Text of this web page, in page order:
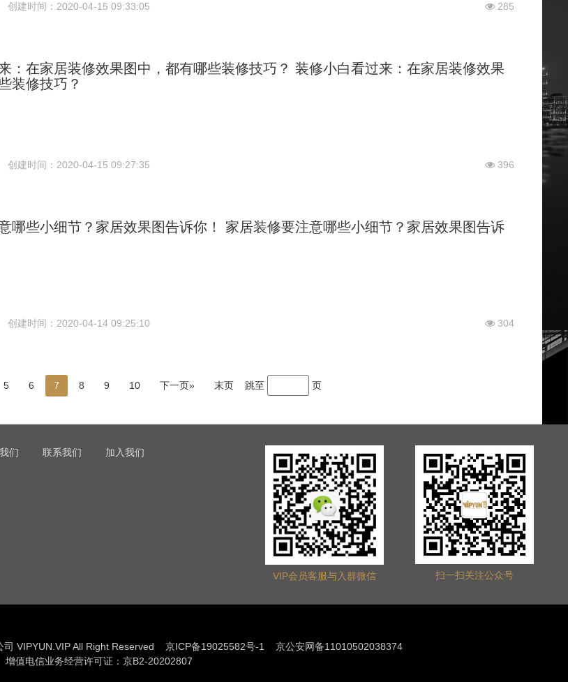
创建时间：2020-04-15 09:33:05 285
：在家居装修效果图中，都有哪些装修技巧？ 装修小白看过来：在家居装修效果
装修技巧？
创建时间：2020-04-15 09:27:35 396
哪些小细节？家居效果图告诉你！
家居装修要注意哪些小细节？家居效果图告诉
创建时间：2020-04-14 09:25:10 304
5 6 7 8 9 10 下一页» 末页 跳至 页
们 联系我们 加入我们
VIP会员客服与入群微信 扫一扫关注公众号
VIPYUN.VIP All Right Reserved 京ICP备19025582号-1
京公安网备11010502038374
增值电信业务经营许可证：京B2-20202807